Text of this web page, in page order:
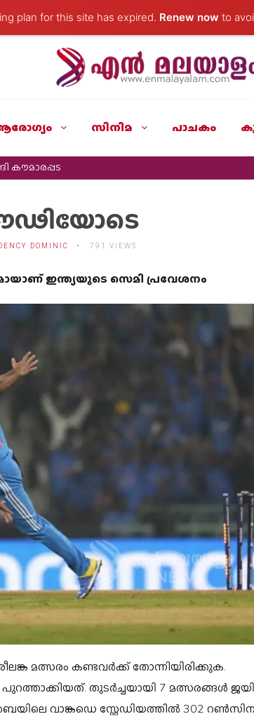
plan for this site has expired. Renew now to
സിനിമ പാചകം
കൗമാരപ്പട
DOMINIC 791 VIEWS
ഇന്ത്യയുടെ സെമി പ്രവേശനം
മത്സരം കണ്ടവർക്ക് തോന്നിയിരിക്കുക.
തുടർച്ചയായി 7 മത്സരങ്ങൾ
വാങ്കഡെ സ്റ്റേഡിയത്തിൽ 302